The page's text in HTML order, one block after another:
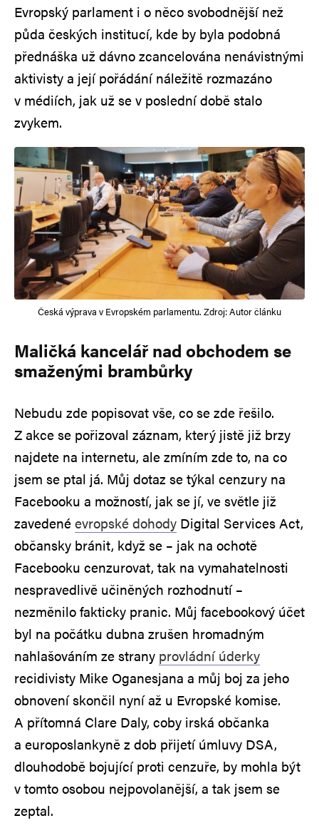
Evropský parlament i o něco svobodnější než
půda českých institucí, kde by byla podobná
přednáška už dávno zcancelována nenávistnými
aktivisty a její pořádání náležitě rozmazáno
v médiích, jak už se v poslední době stalo
zvykem.
Česká výprava v Evropském parlamentu. Zdroj: Autor článku
Maličká kancelář nad obchodem se
smaženými brambůrky
Nebudu zde popisovat vše, co se zde řešilo.
Z akce se pořizoval záznam, který jistě již brzy
najdete na internetu, ale zmíním zde to, na co
jsem se ptal já. Můj dotaz se týkal cenzury na
Facebooku a možností, jak se jí, ve světle již
zavedenéevropské dohody Digital Services Act,
občansky bránit, když se – jak na ochotě
Facebooku cenzurovat, tak na vymahatelnosti
nespravedlivě učiněných rozhodnutí –
nezměnilo fakticky pranic. Můj facebookový účet
byl na počátku dubna zrušen hromadným
nahlašováním ze strany provládní úderky
recidivisty Mike Oganesjana a můj boj za jeho
obnovení skončil nyní až u Evropské komise.
A přítomná Clare Daly, coby irská občanka
a europoslankyně z dob přijetí úmluvy DSA,
dlouhodobě bojující proti cenzuře, by mohla být
v tomto osobou nejpovolanější, a tak jsem se
zeptal.